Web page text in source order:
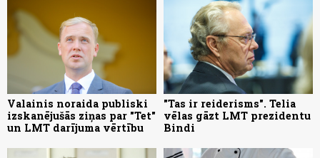
Valainis noraida publiski
izskanējušās ziņas par "Tet"
un LMT darījuma vērtību
"Tas ir reiderisms". Telia
vēlas gāzt LMT prezidentu
Bindi